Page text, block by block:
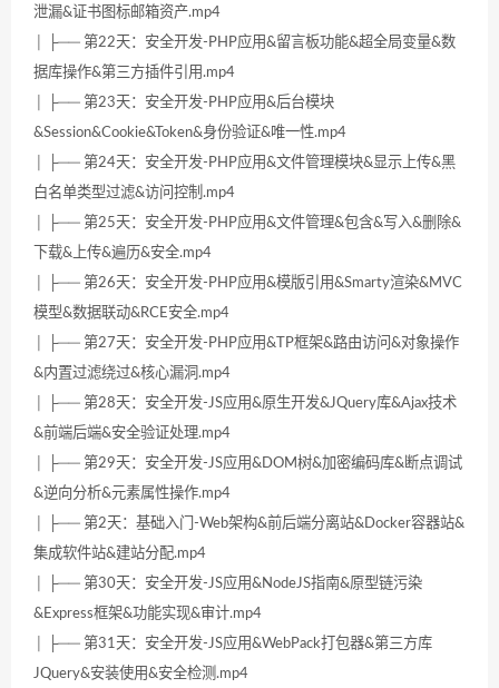
泄漏&证书图标邮箱资产.mp4
│ ├── 第22天：安全开发-PHP应用&留言板功能&超全局变量&数
据库操作&第三方插件引用.mp4
│ ├── 第23天：安全开发-PHP应用&后台模块
&Session&Cookie&Token&身份验证&唯一性.mp4
│ ├── 第24天：安全开发-PHP应用&文件管理模块&显示上传&黑
白名单类型过滤&访问控制.mp4
│ ├── 第25天：安全开发-PHP应用&文件管理&包含&写入&删除&
下载&上传&遍历&安全.mp4
│ ├── 第26天：安全开发-PHP应用&模版引用&Smarty渲染&MVC
模型&数据联动&RCE安全.mp4
│ ├── 第27天：安全开发-PHP应用&TP框架&路由访问&对象操作
&内置过滤绕过&核心漏洞.mp4
│ ├── 第28天：安全开发-JS应用&原生开发&JQuery库&Ajax技术
&前端后端&安全验证处理.mp4
│ ├── 第29天：安全开发-JS应用&DOM树&加密编码库&断点调试
&逆向分析&元素属性操作.mp4
│ ├── 第2天：基础入门-Web架构&前后端分离站&Docker容器站&
集成软件站&建站分配.mp4
│ ├── 第30天：安全开发-JS应用&NodeJS指南&原型链污染
&Express框架&功能实现&审计.mp4
│ ├── 第31天：安全开发-JS应用&WebPack打包器&第三方库
JQuery&安装使用&安全检测.mp4